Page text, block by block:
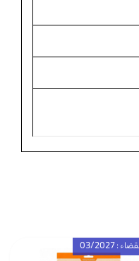
: 03/2027